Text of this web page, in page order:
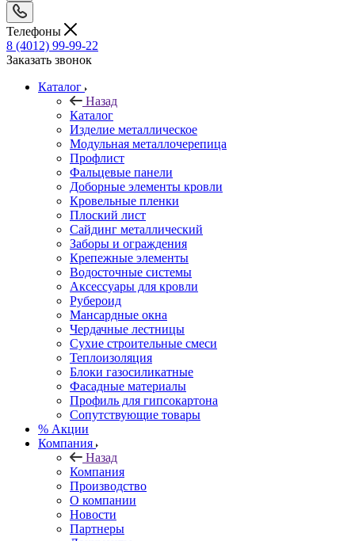
Телефоны
8 (4012) 99-99-22
Заказать звонок
Каталог
Назад
Каталог
Изделие металлическое
Модульная металлочерепица
Профлист
Фальцевые панели
Доборные элементы кровли
Кровельные пленки
Плоский лист
Сайдинг металлический
Заборы и ограждения
Крепежные элементы
Водосточные системы
Аксессуары для кровли
Рубероид
Мансардные окна
Чердачные лестницы
Сухие строительные смеси
Теплоизоляция
Блоки газосиликатные
Фасадные материалы
Профиль для гипсокартона
Сопутствующие товары
% Акции
Компания
Назад
Компания
Производство
О компании
Новости
Партнеры